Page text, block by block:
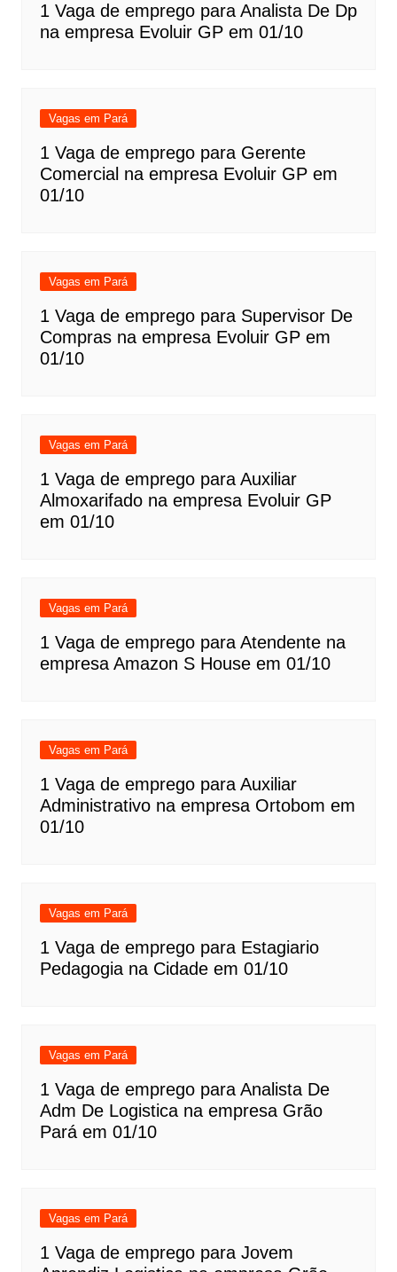
1 Vaga de emprego para Analista De Dp
na empresa Evoluir GP em 01/10
Vagas em Pará
1 Vaga de emprego para Gerente
Comercial na empresa Evoluir GP em
01/10
Vagas em Pará
1 Vaga de emprego para Supervisor De
Compras na empresa Evoluir GP em
01/10
Vagas em Pará
1 Vaga de emprego para Auxiliar
Almoxarifado na empresa Evoluir GP
em 01/10
Vagas em Pará
1 Vaga de emprego para Atendente na
empresa Amazon S House em 01/10
Vagas em Pará
1 Vaga de emprego para Auxiliar
Administrativo na empresa Ortobom em
01/10
Vagas em Pará
1 Vaga de emprego para Estagiario
Pedagogia na Cidade em 01/10
Vagas em Pará
1 Vaga de emprego para Analista De
Adm De Logistica na empresa Grão
Pará em 01/10
Vagas em Pará
1 Vaga de emprego para Jovem